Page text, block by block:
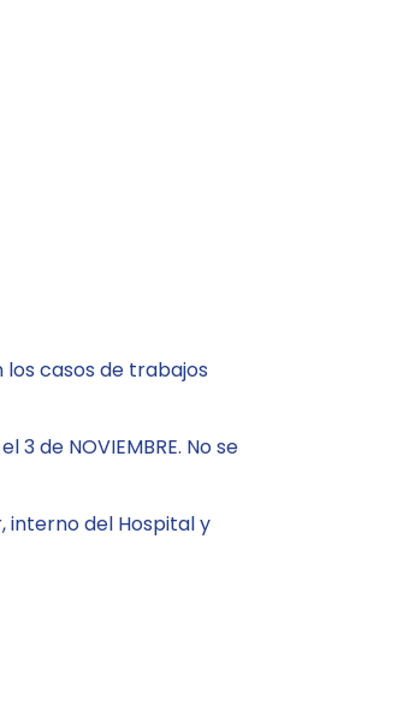
casos de trabajos
3 de NOVIEMBRE. No se
interno del Hospital y